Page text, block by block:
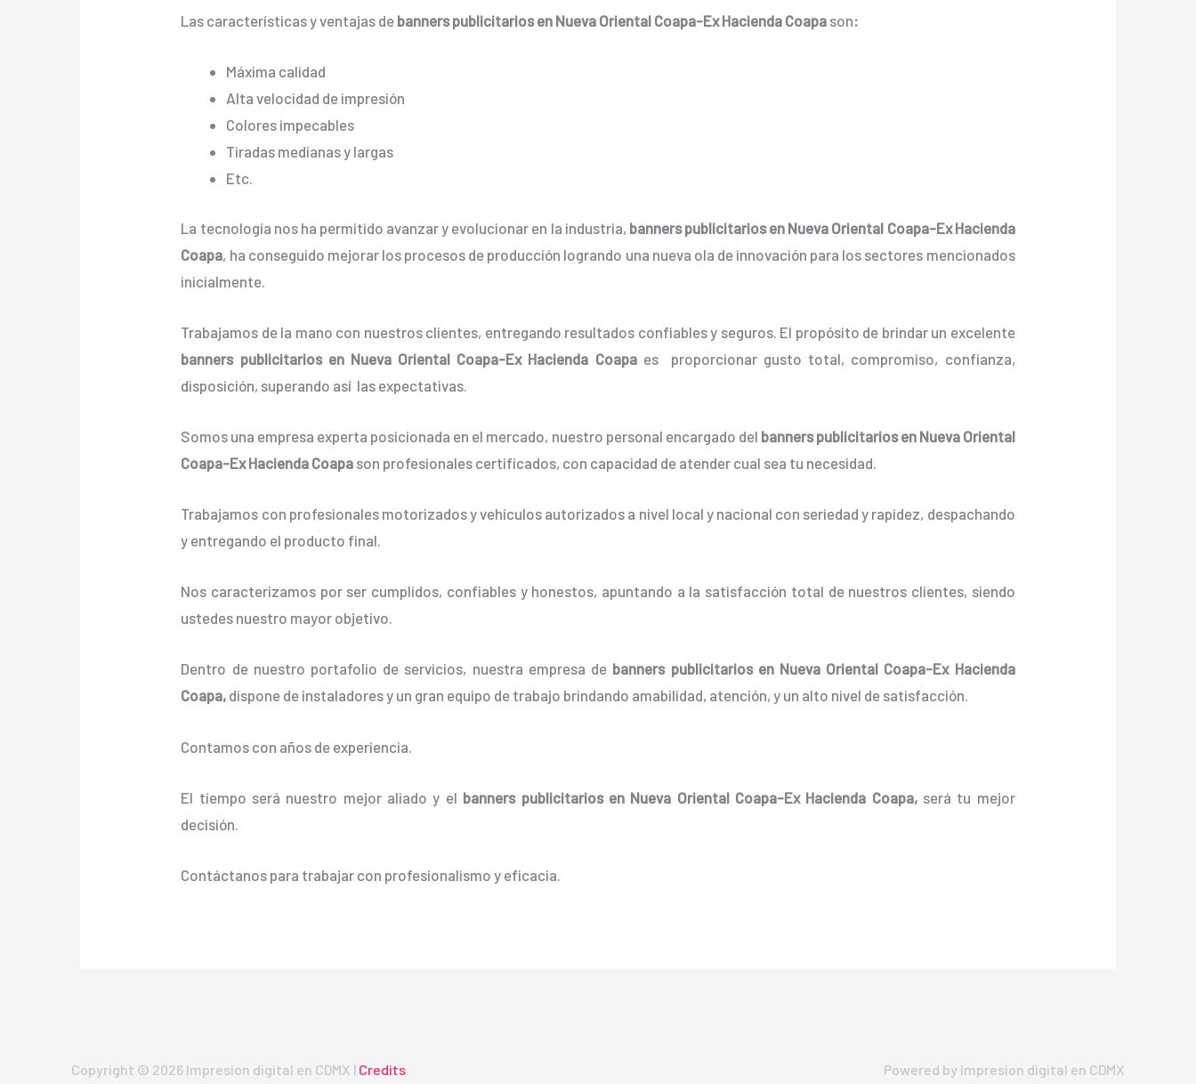
Las características y ventajas de bannerspublicitariosen Nueva Oriental Coapa-Ex Hacienda Coapa son:
Máxima calidad
Alta velocidad de impresión
Colores impecables
Tiradas medianas y largas
Etc.
La tecnología nos ha permitido avanzar y evolucionar en la industria, bannerspublicitariosen Nueva Oriental Coapa-Ex Hacienda
Coapa, ha conseguido mejorar los procesos de producción logrando una nueva ola de innovación para los sectores mencionados
inicialmente.
Trabajamos de la mano con nuestros clientes, entregando resultados confiables y seguros. El propósito de brindar un excelente
bannerspublicitariosen Nueva Oriental Coapa-Ex Hacienda Coapa es proporcionar gusto total, compromiso, confianza,
disposición, superando así las expectativas.
Somos una empresa experta posicionada en el mercado, nuestro personal encargado del bannerspublicitariosen Nueva Oriental
Coapa-Ex Hacienda Coapa son profesionales certificados, con capacidad de atender cual sea tu necesidad.
Trabajamos con profesionales motorizados y vehículos autorizados a nivel local y nacional con seriedad y rapidez, despachando
y entregando el producto final.
Nos caracterizamos por ser cumplidos, confiables y honestos, apuntando a la satisfacción total de nuestros clientes, siendo
ustedes nuestro mayor objetivo.
Dentro de nuestro portafolio de servicios, nuestra empresa de bannerspublicitariosen Nueva Oriental Coapa-Ex Hacienda
Coapa, dispone de instaladores y un gran equipo de trabajo brindando amabilidad, atención, y un alto nivel de satisfacción.
Contamos con años de experiencia.
El tiempo será nuestro mejor aliado y el banners publicitariosen Nueva Oriental Coapa-Ex Hacienda Coapa, será tu mejor
decisión.
Contáctanos para trabajar con profesionalismo y eficacia.
Copyright © 2026 Impresion digital en CDMX | Credits Powered by Impresion digital en CDMX